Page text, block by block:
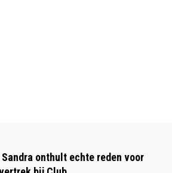
onthult echte reden voor